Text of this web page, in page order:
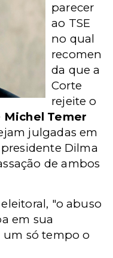
parecer
ao TSE
no qual
recomen
da que a
Corte
rejeite o
Michel Temer
julgadas em
Dilma
de ambos
"o abuso
em sua
só tempo o